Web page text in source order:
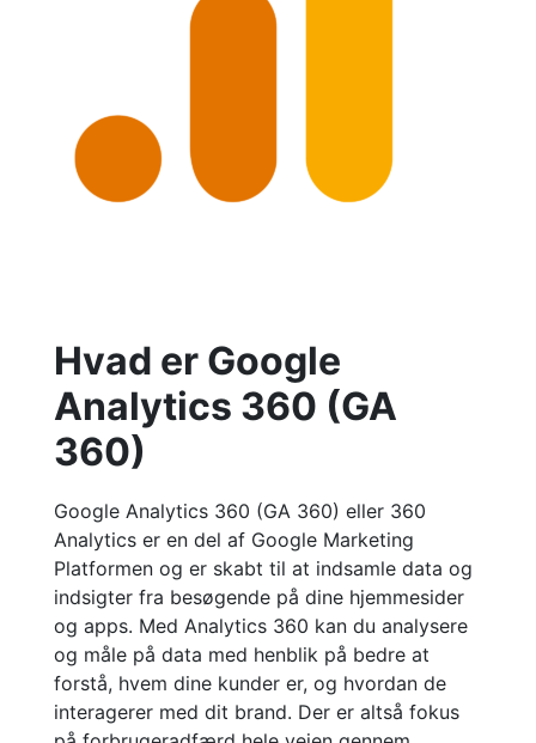
Hvad er Google
Analytics 360 (GA
360)
Google Analytics 360 (GA 360) eller 360
Analytics er en del af Google Marketing
Platformen og er skabt til at indsamle data og
indsigter fra besøgende på dine hjemmesider
og apps. Med Analytics 360 kan du analysere
og måle på data med henblik på bedre at
forstå, hvem dine kunder er, og hvordan de
interagerer med dit brand. Der er altså fokus